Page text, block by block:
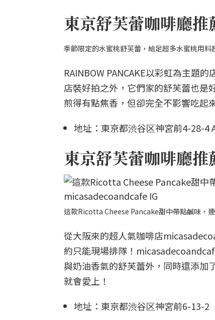
東京舒芙蕾咖啡廳
季節限定的水蜜桃舒芙蕾，給足超多水蜜桃用料
RAINBOW PANCAKE以彩虹為主題
店裝好拍之外，它們家的舒芙蕾也是
煎得有點焦香，但卻完全不影響吃起
地址：東京都渋谷区神宮前4-28-4
東京舒芙蕾咖啡廳
這款Ricotta Cheese Pancake甜中帶點鹹味，
從大阪來的超人氣咖啡店
約只能現場排隊！
與奶油香氣的舒芙蕾外，同時還添加
就會愛上！
地址：東京都渋谷区神宮前6-13-2